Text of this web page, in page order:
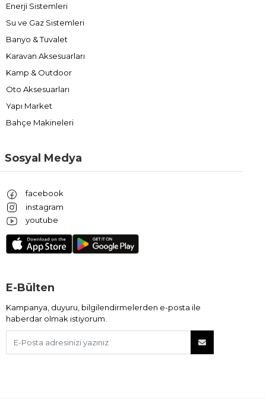
Enerji Sistemleri
Su ve Gaz Sistemleri
Banyo & Tuvalet
Karavan Aksesuarları
Kamp & Outdoor
Oto Aksesuarları
Yapı Market
Bahçe Makineleri
Sosyal Medya
facebook
instagram
youtube
E-Bülten
Kampanya, duyuru, bilgilendirmelerden e-posta ile
haberdar olmak istiyorum.